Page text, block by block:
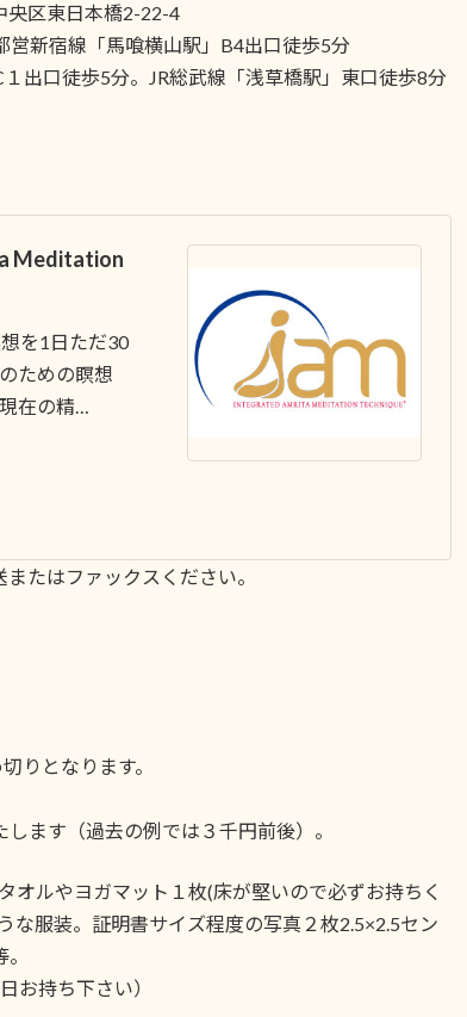
区東日本橋2-22-4
新宿線「馬喰横山駅」B4出口徒歩5分
出口徒歩5分。JR総武線「浅草橋駅」東口徒歩8分
Meditation
を1日ただ30
ための瞑想
在の精…
たはファックスください。
りとなります。
ます（過去の例では３千円前後）。
オルやヨガマット１枚(床が堅いので必ずお持ちく
な服装。証明書サイズ程度の写真２枚2.5×2.5セン
お持ち下さい）